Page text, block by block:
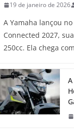
19 de janeiro de 2026
A Yamaha lançou
Connected 2027,
250cc. Ela chega